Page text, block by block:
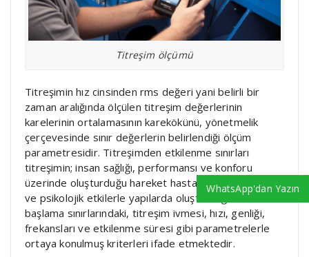
Titreşim ölçümü
Titreşimin hız cinsinden rms değeri yani belirli bir
zaman aralığında ölçülen titreşim değerlerinin
karelerinin ortalamasının karekökünü, yönetmelik
çerçevesinde sınır değerlerin belirlendiği ölçüm
parametresidir. Titreşimden etkilenme sınırları
titreşimin; insan sağlığı, performansı ve konforu
üzerinde oluşturduğu hareket hastalığı gibi fizyolojik
ve psikolojik etkilerle yapılarda oluşturduğu hasarların
başlama sınırlarındaki, titreşim ivmesi, hızı, genliği,
frekansları ve etkilenme süresi gibi parametrelerle
ortaya konulmuş kriterleri ifade etmektedir.
WhatsApp'dan Yazın